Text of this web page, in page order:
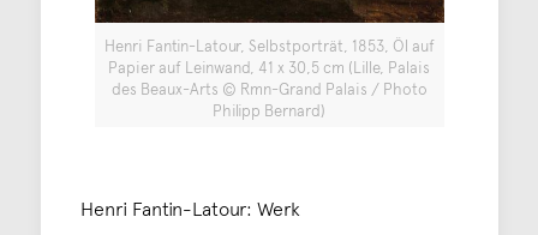
Henri Fantin-Latour, Selbstporträt, 1853, Öl auf
Papier auf Leinwand, 41 x 30,5 cm (Lille, Palais
des Beaux-Arts © Rmn-Grand Palais / Photo
Philipp Bernard)
Henri Fantin-Latour: Werk